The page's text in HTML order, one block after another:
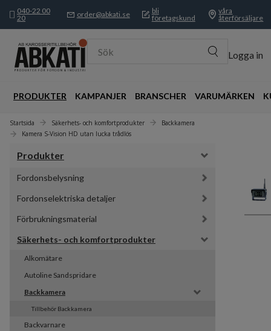
040-22 00
20
order@abkati.se
bli
företagskund
våra
återförsäljare
Sök Logga in
PRODUKTER KAMPANJER BRANSCHER VARUMÄRKEN
Startsida Säkerhets- och komfortprodukter
Backkamera
Kamera S-Vision HD utan lucka trådlös
Produkter
Fordonsbelysning
Fordonselektriska detaljer
Förbrukningsmaterial
Säkerhets- och komfortprodukter
Alkomätare
Autoline Sandspridare
Backkamera
Tillbehör Backkamera
Backvarnare